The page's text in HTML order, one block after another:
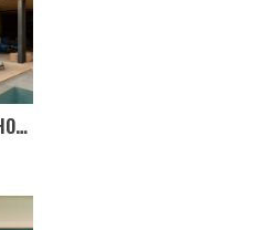
CONHEÇAM A TRES AGUAS HOUSE, NO EQUADOR